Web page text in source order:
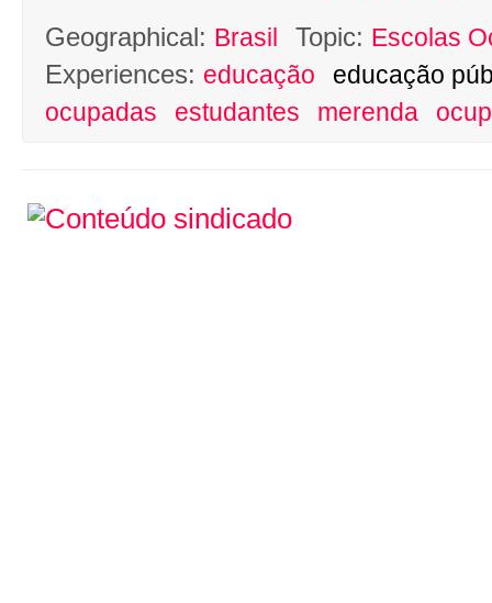
Geographical: Brasil Topic: Escolas
Experiences: educação
educação
ocupadas
estudantes merenda